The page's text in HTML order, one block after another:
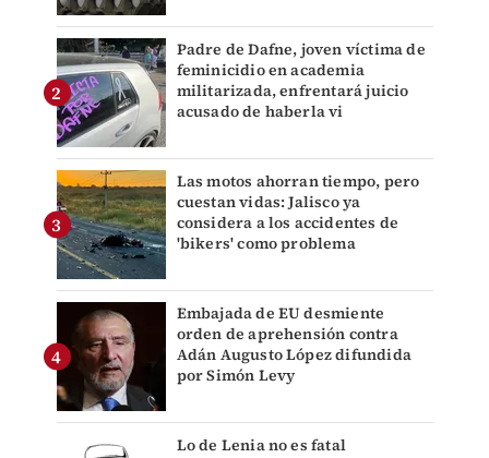
Padre de Dafne, joven víctima de
feminicidio en academia
militarizada, enfrentará juicio
acusado de haberla vi
Las motos ahorran tiempo, pero
cuestan vidas: Jalisco ya
considera a los accidentes de
'bikers' como problema
Embajada de EU desmiente
orden de aprehensión contra
Adán Augusto López difundida
por Simón Levy
Lo de Lenia no es fatal